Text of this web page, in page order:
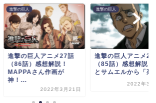
進撃の巨人
進撃の巨人アニメ27話
（86話）感想解説！
MAPPAさん作画が
神！...
2022年3月21日
進撃の巨人
進撃の巨人アニメ26
（85話）感想解説！
とサムエルから「死
2022年3